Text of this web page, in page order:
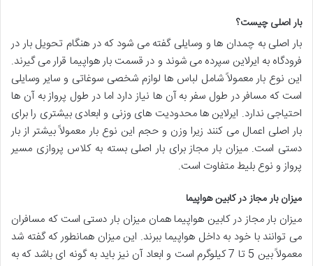
بار اصلی چیست؟
بار اصلی به چمدان ها و وسایلی گفته می شود که در هنگام تحویل بار در
فرودگاه به ایرلاین سپرده می شوند و در قسمت بار هواپیما قرار می گیرند.
این نوع بار معمولاً شامل لباس ها لوازم شخصی سوغاتی و سایر وسایلی
است که مسافر در طول سفر به آن ها نیاز دارد اما در طول پرواز به آن ها
احتیاجی ندارد. ایرلاین ها محدودیت های وزنی و ابعادی بیشتری را برای
بار اصلی اعمال می کنند زیرا وزن و حجم این نوع بار معمولاً بیشتر از بار
دستی است. میزان بار مجاز برای بار اصلی بسته به کلاس پروازی مسیر
پرواز و نوع بلیط متفاوت است.
میزان بار مجاز در کابین هواپیما
میزان بار مجاز در کابین هواپیما همان میزان بار دستی است که مسافران
می توانند با خود به داخل هواپیما ببرند. این میزان همانطور که گفته شد
معمولاً بین 5 تا 7 کیلوگرم است و ابعاد آن نیز باید به گونه ای باشد که به